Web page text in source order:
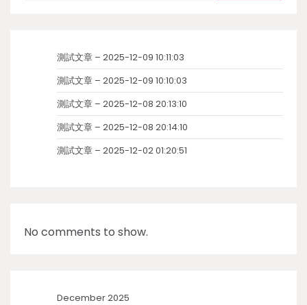
測試文章 – 2025-12-09 10:11:03
測試文章 – 2025-12-09 10:10:03
測試文章 – 2025-12-08 20:13:10
測試文章 – 2025-12-08 20:14:10
測試文章 – 2025-12-02 01:20:51
No comments to show.
December 2025